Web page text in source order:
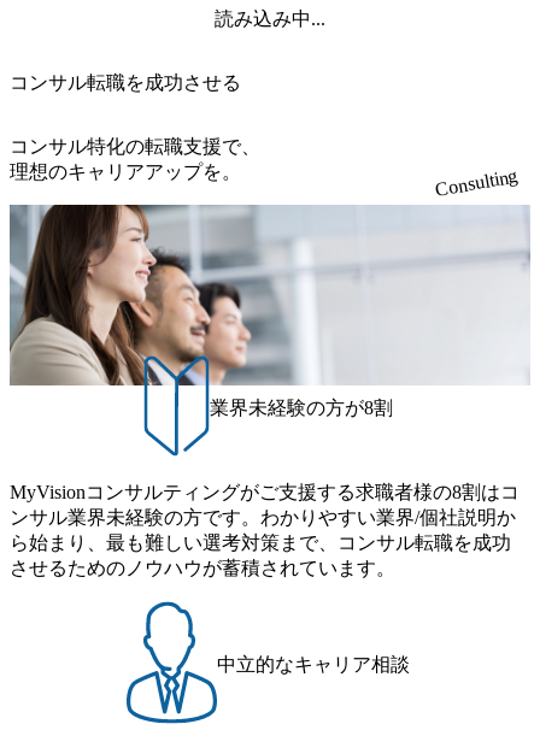
読み込み中...
コンサル転職を成功させる
コンサル特化の転職支援で、
理想のキャリアアップを。
Consulting
業界未経験の方が8割
MyVisionコンサルティングがご支援する求職者様の8割はコ
ンサル業界未経験の方です。わかりやすい業界/個社説明か
ら始まり、最も難しい選考対策まで、コンサル転職を成功
させるためのノウハウが蓄積されています。
中立的なキャリア相談